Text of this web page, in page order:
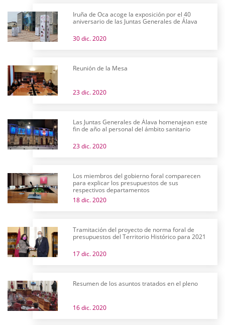
Iruña de Oca acoge la exposición por el 40
aniversario de las Juntas Generales de Álava
30 dic. 2020
Reunión de la Mesa
23 dic. 2020
Las Juntas Generales de Álava homenajean este
fin de año al personal del ámbito sanitario
23 dic. 2020
Los miembros del gobierno foral comparecen
para explicar los presupuestos de sus
respectivos departamentos
18 dic. 2020
Tramitación del proyecto de norma foral de
presupuestos del Territorio Histórico para 2021
17 dic. 2020
Resumen de los asuntos tratados en el pleno
16 dic. 2020